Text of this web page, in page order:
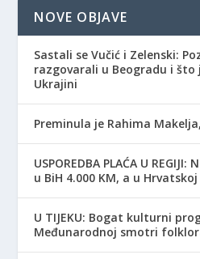
NOVE OBJAVE
Sastali se Vučić i Zelenski:
razgovarali u Beogradu i što
Ukrajini
Preminula je Rahima
USPOREDBA PLAĆA U
u BiH 4.000 KM, a u
​U TIJEKU: Bogat kulturni
Međunarodnoj smotri